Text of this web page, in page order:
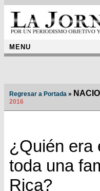
MENU
Regresar a Portada »
2016
¿Quién era
toda una
Rica?